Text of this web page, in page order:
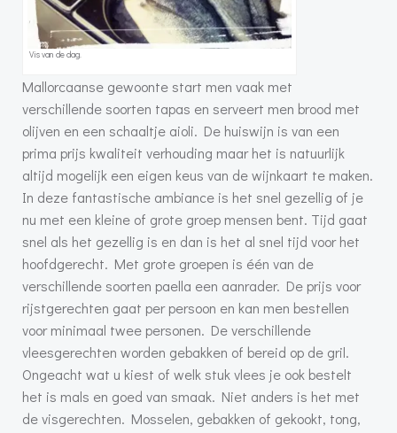
Vis van de dag.
Mallorcaanse gewoonte start men vaak met
verschillende soorten tapas en serveert men brood met
olijven en een schaaltje aioli. De huiswijn is van een
prima prijs kwaliteit verhouding maar het is natuurlijk
altijd mogelijk een eigen keus van de wijnkaart te maken.
In deze fantastische ambiance is het snel gezellig of je
nu met een kleine of grote groep mensen bent. Tijd gaat
snel als het gezellig is en dan is het al snel tijd voor het
hoofdgerecht. Met grote groepen is één van de
verschillende soorten paella een aanrader. De prijs voor
rijstgerechten gaat per persoon en kan men bestellen
voor minimaal twee personen. De verschillende
vleesgerechten worden gebakken of bereid op de gril.
Ongeacht wat u kiest of welk stuk vlees je ook bestelt
het is mals en goed van smaak. Niet anders is het met
de visgerechten. Mosselen, gebakken of gekookt, tong,